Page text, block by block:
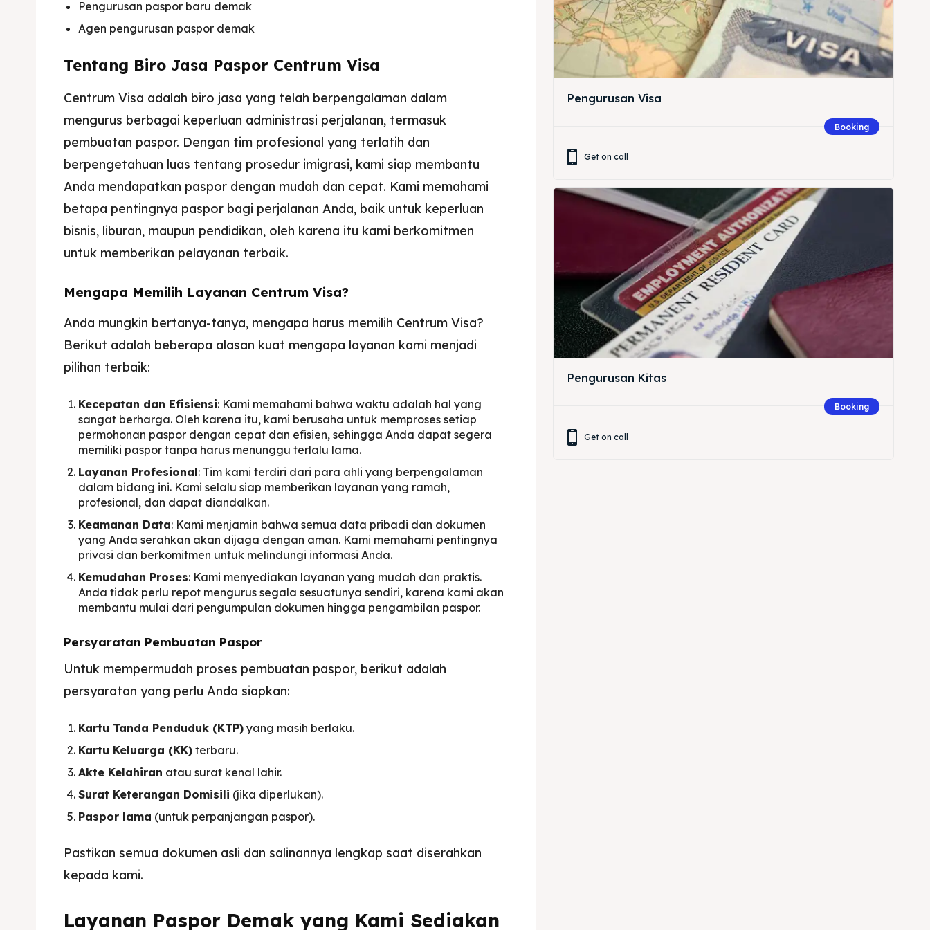
Penerjemah
Asuransi
Penerjemah
Asuransi
Pengurusan paspor baru demak
Agen pengurusan paspor demak
Tentang Biro Jasa Paspor Centrum Visa
Centrum Visa adalah biro jasa yang telah berpengalaman dalam
mengurus berbagai keperluan administrasi perjalanan, termasuk
pembuatan paspor. Dengan tim profesional yang terlatih dan
berpengetahuan luas tentang prosedur imigrasi, kami siap membantu
Anda mendapatkan paspor dengan mudah dan cepat. Kami memahami
betapa pentingnya paspor bagi perjalanan Anda, baik untuk keperluan
bisnis, liburan, maupun pendidikan, oleh karena itu kami berkomitmen
untuk memberikan pelayanan terbaik.
Mengapa Memilih Layanan Centrum Visa?
Anda mungkin bertanya-tanya, mengapa harus memilih Centrum Visa?
Berikut adalah beberapa alasan kuat mengapa layanan kami menjadi
pilihan terbaik:
Kecepatan dan Efisiensi: Kami memahami bahwa waktu adalah hal yang
sangat berharga. Oleh karena itu, kami berusaha untuk memproses setiap
permohonan paspor dengan cepat dan efisien, sehingga Anda dapat segera
memiliki paspor tanpa harus menunggu terlalu lama.
Layanan Profesional: Tim kami terdiri dari para ahli yang berpengalaman
dalam bidang ini. Kami selalu siap memberikan layanan yang ramah,
profesional, dan dapat diandalkan.
Keamanan Data: Kami menjamin bahwa semua data pribadi dan dokumen
yang Anda serahkan akan dijaga dengan aman. Kami memahami pentingnya
privasi dan berkomitmen untuk melindungi informasi Anda.
Kemudahan Proses: Kami menyediakan layanan yang mudah dan praktis.
Anda tidak perlu repot mengurus segala sesuatunya sendiri, karena kami akan
membantu mulai dari pengumpulan dokumen hingga pengambilan paspor.
Persyaratan Pembuatan Paspor
Untuk mempermudah proses pembuatan paspor, berikut adalah
persyaratan yang perlu Anda siapkan:
Kartu Tanda Penduduk (KTP) yang masih berlaku.
Kartu Keluarga (KK) terbaru.
Akte Kelahiran atau surat kenal lahir.
Surat Keterangan Domisili (jika diperlukan).
Paspor lama (untuk perpanjangan paspor).
Pastikan semua dokumen asli dan salinannya lengkap saat diserahkan
kepada kami.
Layanan Paspor Demak yang Kami Sediakan
Pengurusan Visa
Booking
Get on call
Pengurusan Kitas
Booking
Get on call